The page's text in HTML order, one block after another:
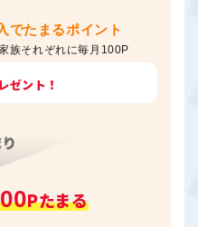
でたまるポイント
族それぞれに毎月100P
ゼント！
Pたまる